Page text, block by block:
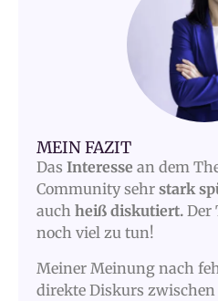
MEIN FAZIT
Das Interesse an dem
Community sehr stark
auch heiß diskutiert. Der
noch viel zu tun!
Meiner Meinung nach
direkte Diskurs